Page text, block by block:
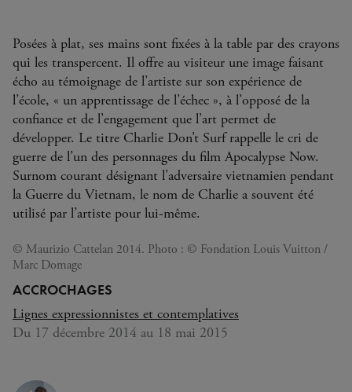
Posées à plat, ses mains sont fixées à la table par des crayons
qui les transpercent. Il offre au visiteur une image faisant
écho au témoignage de l’artiste sur son expérience de
l’école, « un apprentissage de l’échec », à l’opposé de la
confiance et de l’engagement que l’art permet de
développer. Le titre Charlie Don’t Surf rappelle le cri de
guerre de l’un des personnages du film Apocalypse Now.
Surnom courant désignant l’adversaire vietnamien pendant
la Guerre du Vietnam, le nom de Charlie a souvent été
utilisé par l’artiste pour lui-même.
© Maurizio Cattelan 2014. Photo : © Fondation Louis Vuitton /
Marc Domage
ACCROCHAGES
Lignes expressionnistes et contemplatives
Du 17 décembre 2014 au 18 mai 2015